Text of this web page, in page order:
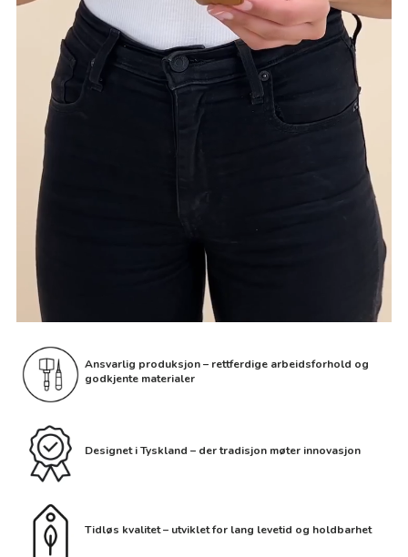
Ansvarlig produksjon – rettferdige arbeidsforhold og
godkjente materialer
Designet i Tyskland – der tradisjon møter innovasjon
Tidløs kvalitet – utviklet for lang levetid og holdbarhet